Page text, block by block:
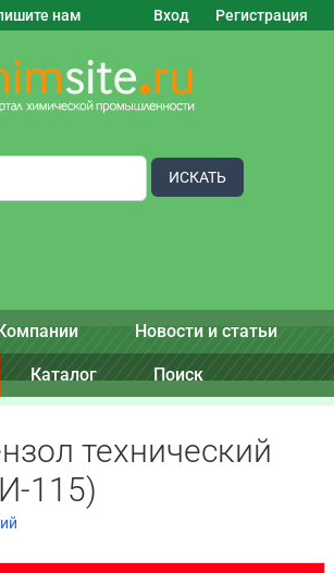
нам Вход Регистрация
ИСКАТЬ
Новости и статьи
Каталог Поиск
технический
115)